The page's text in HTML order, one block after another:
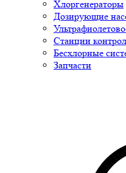
Хлоргенераторы
Дозирующие
Станции
Бесхлорные
Запчасти